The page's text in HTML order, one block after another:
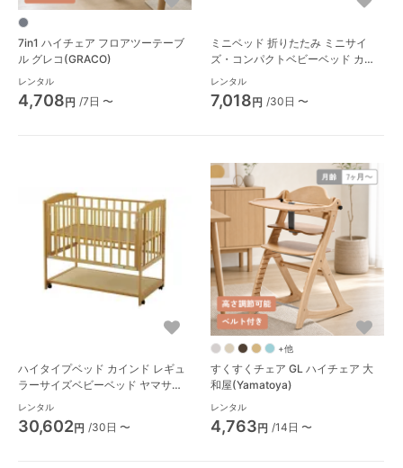
7in1 ハイチェア フロアツーテーブ
ル グレコ(GRACO)
レンタル
4,708円 /7日 〜
ミニベッド 折りたたみ ミニサイ
ズ・コンパクトベビーベッド カト
ージ(KATOJI)
レンタル
7,018円 /30日 〜
ハイタイプベッド カインド レギュ
ラーサイズベビーベッド ヤマサキ
(Yamasaki)
レンタル
30,602円 /30日 〜
+他
すくすくチェア GL ハイチェア 大
和屋(Yamatoya)
レンタル
4,763円 /14日 〜